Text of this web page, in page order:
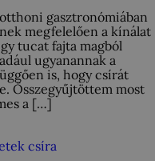
gasztronómiában
megfelelően a kínálat
tucat fajta magból
ugyanannak a
is, hogy csírát
Ősszegyűjtöttem most
a […]
csíra